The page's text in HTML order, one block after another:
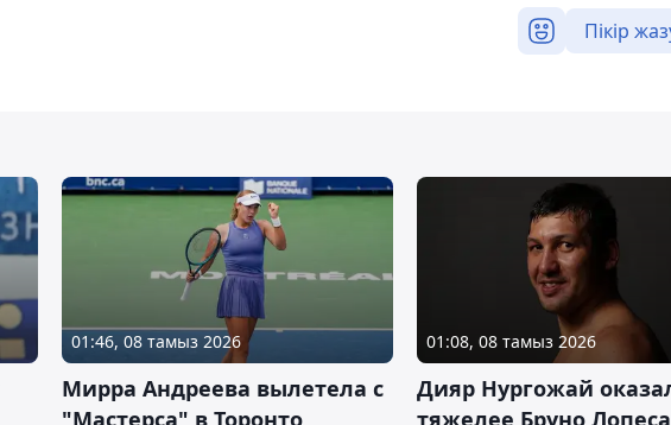
Пікір
01:46, 08 тамыз 2026
Мирра Андреева вылетела с
"Мастерса" в Торонто
01:08, 08 тамыз 2026
Дияр Нургожай
тяжелее Бруно